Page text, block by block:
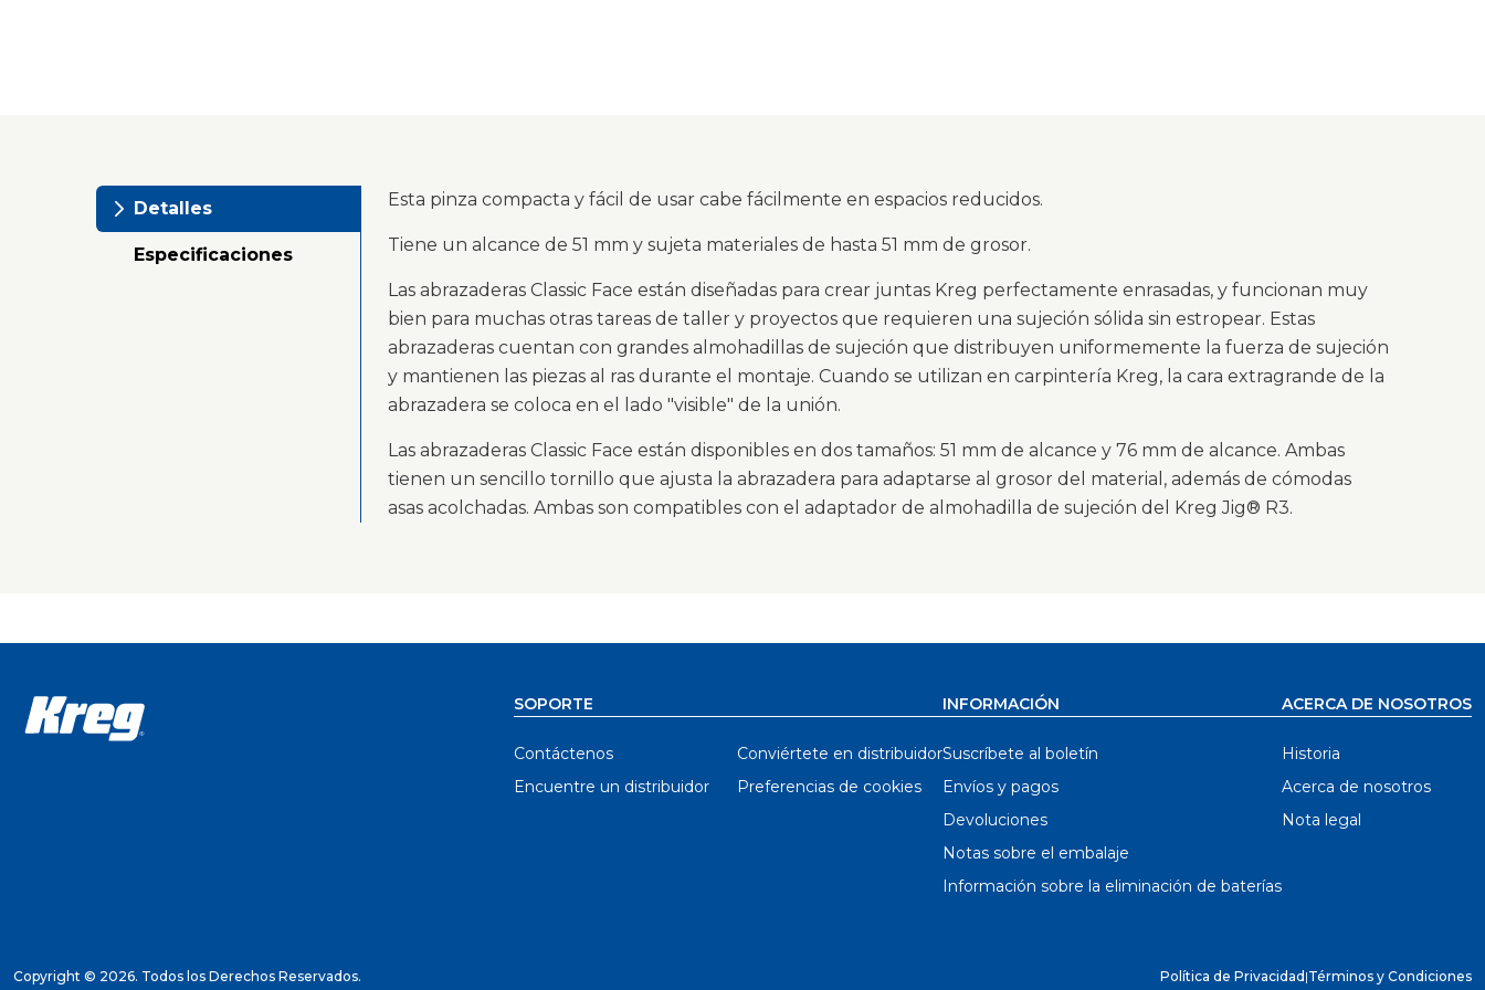
Detalles
Especificaciones
Esta pinza compacta y fácil de usar cabe fácilmente en espacios reducidos.
Tiene un alcance de 51 mm y sujeta materiales de hasta 51 mm de grosor.
Las abrazaderas Classic Face están diseñadas para crear juntas Kreg perfectamente enrasadas, y funcionan muy
bien para muchas otras tareas de taller y proyectos que requieren una sujeción sólida sin estropear. Estas
abrazaderas cuentan con grandes almohadillas de sujeción que distribuyen uniformemente la fuerza de sujeción
y mantienen las piezas al ras durante el montaje. Cuando se utilizan en carpintería Kreg, la cara extragrande de la
abrazadera se coloca en el lado "visible" de la unión.
Las abrazaderas Classic Face están disponibles en dos tamaños: 51 mm de alcance y 76 mm de alcance. Ambas
tienen un sencillo tornillo que ajusta la abrazadera para adaptarse al grosor del material, además de cómodas
asas acolchadas. Ambas son compatibles con el adaptador de almohadilla de sujeción del Kreg Jig® R3.
SOPORTE
Contáctenos
Encuentre un distribuidor
Conviértete en distribuidor
Preferencias de cookies
INFORMACIÓN
Suscríbete al boletín
Envíos y pagos
Devoluciones
Notas sobre el embalaje
Información sobre la eliminación de baterías
ACERCA DE NOSOTROS
Historia
Acerca de nosotros
Nota legal
Copyright © 2026. Todos los Derechos Reservados. Política de Privacidad|Términos y Condiciones